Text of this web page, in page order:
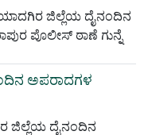
ದೈನಂದಿನ
ಪೊಲೀಸ್ ಠಾಣೆ ಗುನ್ನೆ
ಅಪರಾದಗಳ
ದೈನಂದಿನ